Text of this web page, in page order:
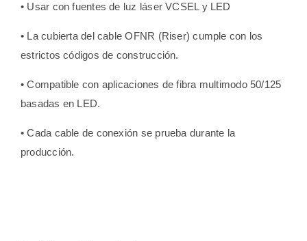
• Usar con fuentes de luz láser VCSEL y LED
• La cubierta del cable OFNR (Riser) cumple con los
estrictos códigos de construcción.
• Compatible con aplicaciones de fibra multimodo 50/125
basadas en LED.
• Cada cable de conexión se prueba durante la
producción.